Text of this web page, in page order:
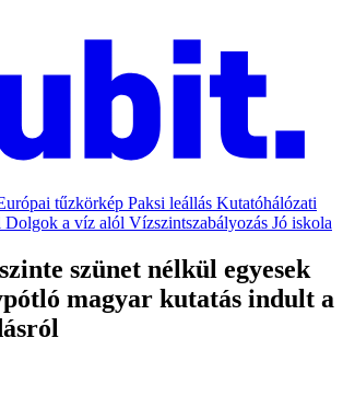
tűzkörkép Paksi leállás Kutatóhálózati
Dolgok a víz alól Vízszintszabályozás Jó iskola
szünet nélkül egyesek
magyar kutatás indult a